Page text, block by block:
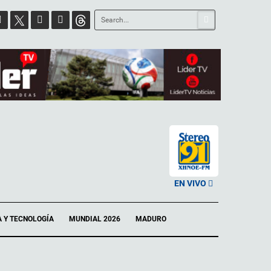
EN VIVO
Y TECNOLOGÍA MUNDIAL 2026 MADURO